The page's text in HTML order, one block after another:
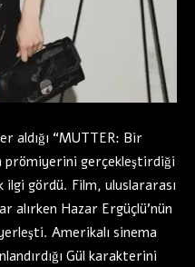
aldığı “MUTTER: Bir
prömiyerini gerçekleştirdiği
ilgi gördü. Film, uluslararası
alırken Hazar Ergüçlü’nün
Amerikalı sinema
Gül karakterini